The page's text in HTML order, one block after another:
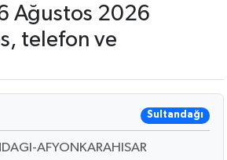
Ağustos 2026
telefon ve
Sultandağı
AFYONKARAHISAR